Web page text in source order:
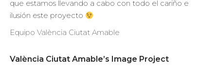
que estamos llevando a cabo con todo el cariño e
ilusión este proyecto
Equipo València Ciutat Amable
València Ciutat Amable’s Image Project